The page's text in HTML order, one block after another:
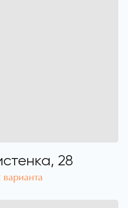
28
варианта